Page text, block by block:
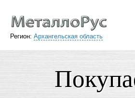
Регион: Архангельская область